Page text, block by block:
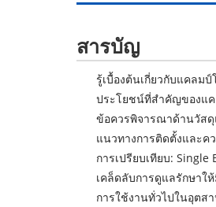
สารบัญ
รู้เบื้องต้นเกี่ยวกับแคลมป์
ประโยชน์ที่สำคัญของแค
ข้อควรพิจารณาด้านวัสดุ
แนวทางการติดตั้งและค
การเปรียบเทียบ:
เคล็ดลับการดูแลรักษาใ
การใช้งานทั่วไปในอุตส